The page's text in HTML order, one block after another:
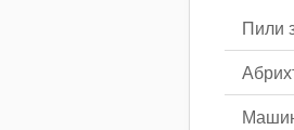
Пили